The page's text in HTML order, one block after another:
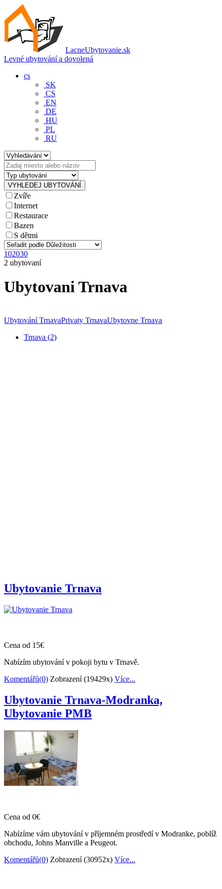
LacneUbytovanie.sk
Levné ubytování a dovolená
cs
SK
CS
EN
DE
HU
PL
RU
Zvíře
Internet
Restaurace
Bazen
S dětmi
102030
2 ubytovaní
Ubytovani Trnava
Ubytování TrnavaPrivaty TrnavaUbytovne Trnava
Trnava (2)
Ubytovanie Trnava
Cena od 15€
Nabízím ubytování v pokoji bytu v Trnavě.
Komentářů(0) Zobrazení (19429x) Více...
Ubytovanie Trnava-Modranka,
Ubytovanie PMB
Cena od 0€
Nabízíme vám ubytování v příjemném prostředí v Modranke, poblíž
obchodu, Johns Manville a Peugeot.
Komentářů(0) Zobrazení (30952x) Více...